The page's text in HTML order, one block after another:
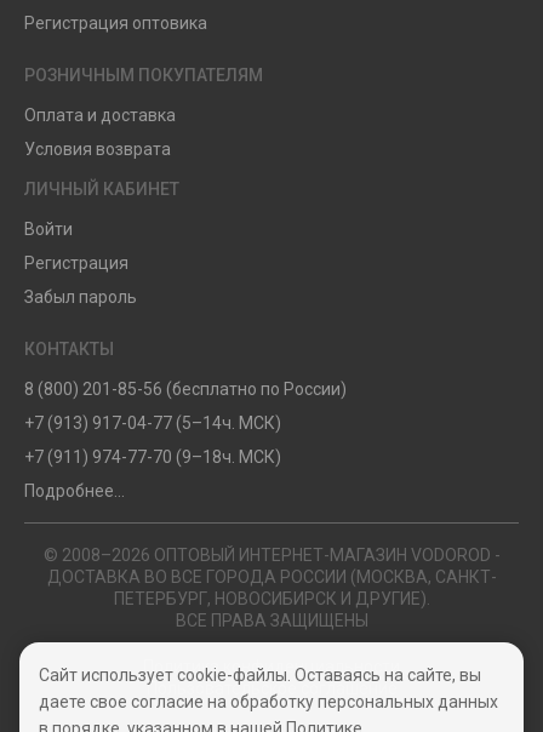
Регистрация оптовика
РОЗНИЧНЫМ ПОКУПАТЕЛЯМ
Оплата и доставка
Условия возврата
ЛИЧНЫЙ КАБИНЕТ
Войти
Регистрация
Забыл пароль
КОНТАКТЫ
8 (800) 201-85-56 (бесплатно по России)
+7 (913) 917-04-77 (5–14ч. МСК)
+7 (911) 974-77-70 (9–18ч. МСК)
Подробнее...
© 2008–2026 ОПТОВЫЙ ИНТЕРНЕТ-МАГАЗИН VODOROD -
ДОСТАВКА ВО ВСЕ ГОРОДА РОССИИ (МОСКВА, САНКТ-
ПЕТЕРБУРГ, НОВОСИБИРСК И ДРУГИЕ).
ВСЕ ПРАВА ЗАЩИЩЕНЫ
Политика конфиденциальности
Пользовательское соглашение
Сайт использует cookie-файлы. Оставаясь на сайте, вы
даете свое согласие на обработку персональных данных